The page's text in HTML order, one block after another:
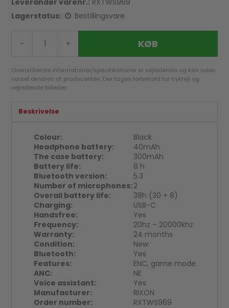
Leverandør varenr.: RXTWS969
Lagerstatus:
Bestillingsvare
- + KØB
Ovenstående informationer/specifikationer er vejledende og kan uden
varsel ændres af producenten. Der tages forbehold for trykfejl og
vejledende billeder.
Beskrivelse
Colour:
Black
Headphone battery:
40mAh
The case battery:
300mAh
Battery life:
8 h
Bluetooth version:
5.3
Number of microphones: 2
Overall battery life:
38h (30 + 8)
Charging:
USB-C
Handsfree:
Yes
Frequency:
20hz – 20000khz
Warranty:
24 months
Condition:
New
Bluetooth:
Yes
Features:
ENC, game mode
ANC:
NE
Voice assistant:
Yes
Manufacturer:
RIXON
Order number:
RXTWS969